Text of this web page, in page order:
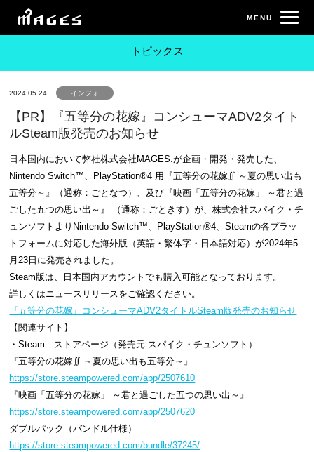
トピックス
2024.05.24 インフォ
【PR】『五等分の花嫁』コンシューマADV2タイト
ルSteam版発売のお知らせ
日本国内において弊社株式会社MAGES.が企画・開発・発売した、
Nintendo Switch™、PlayStation®4 用『五等分の花嫁∬ ～夏の思い出も
五等分～』（通称：ごとなつ）、及び『映画「五等分の花嫁」 ～君と過
ごした五つの思い出～』 （通称：ごときす）が、株式会社スパイク・チ
ュンソフトよりNintendo Switch™、PlayStation®4、Steamの各プラッ
トフォームに対応した海外版（英語・繁体字・日本語対応）が2024年5
月23日に発売されました。
Steam版は、日本国内アカウントでも購入可能となっております。
詳しくはニュースリリースをご確認ください。
『五等分の花嫁』コンシューマADV2タイトルSteam版発売のお知らせ
【関連サイト】
・Steam ストアページ（発売元 スパイク・チュンソフト）
『五等分の花嫁∬ ～夏の思い出も五等分～』
https://store.steampowered.com/app/2507610
『映画「五等分の花嫁」 ～君と過ごした五つの思い出～』
https://store.steampowered.com/app/2507620
ダブルパック（バンドル仕様）
https://store.steampowered.com/bundle/37245/